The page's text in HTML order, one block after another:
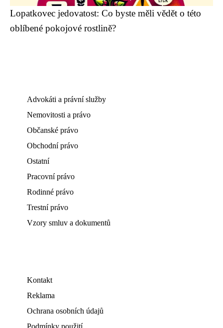
Lopatkovec jedovatost: Co byste měli vědět o této
oblíbené pokojové rostlině?
Advokáti a právní služby
Nemovitosti a právo
Občanské právo
Obchodní právo
Ostatní
Pracovní právo
Rodinné právo
Trestní právo
Vzory smluv a dokumentů
Kontakt
Reklama
Ochrana osobních údajů
Podmínky použití